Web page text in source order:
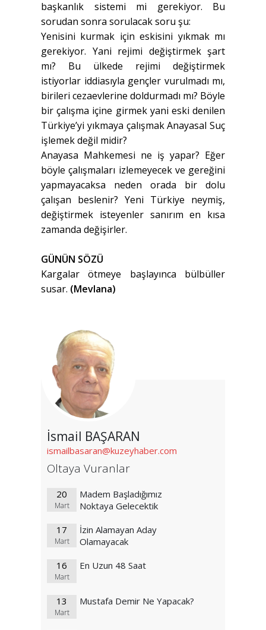
başkanlık sistemi mi gerekiyor. Bu
sorudan sonra sorulacak soru şu:
Yenisini kurmak için eskisini yıkmak mı
gerekiyor. Yani rejimi değiştirmek şart
mı? Bu ülkede rejimi değiştirmek
istiyorlar iddiasıyla gençler vurulmadı mı,
birileri cezaevlerine doldurmadı mı? Böyle
bir çalışma içine girmek yani eski denilen
Türkiye’yi yıkmaya çalışmak Anayasal Suç
işlemek değil midir?
Anayasa Mahkemesi ne iş yapar? Eğer
böyle çalışmaları izlemeyecek ve gereğini
yapmayacaksa neden orada bir dolu
çalışan beslenir? Yeni Türkiye neymiş,
değiştirmek isteyenler sanırım en kısa
zamanda değişirler.
GÜNÜN SÖZÜ
Kargalar ötmeye başlayınca bülbüller
susar. (Mevlana)
İsmail BAŞARAN
ismailbasaran@kuzeyhaber.com
Oltaya Vuranlar
20
Mart
Madem Başladığımız
Noktaya Gelecektik
17
Mart
İzin Alamayan Aday
Olamayacak
16
Mart
En Uzun 48 Saat
13
Mart
Mustafa Demir Ne Yapacak?